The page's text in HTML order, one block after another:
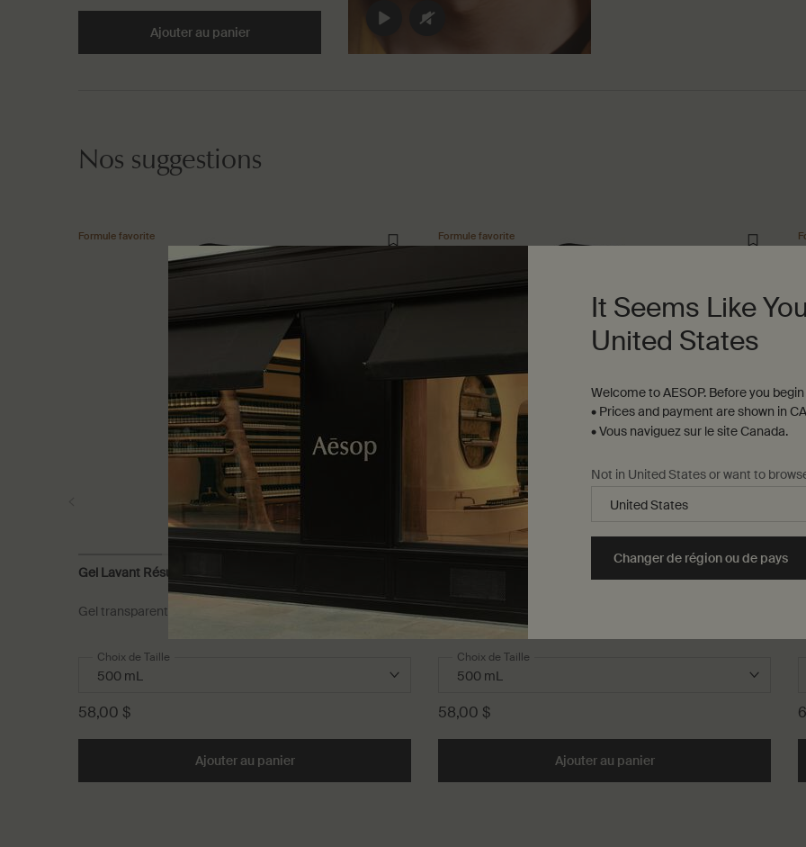
Ajouter au panierAdd the Animal to cart
Nos suggestions
Formule favorite
Gel Lavant Résurrection Aromatique pour les Mains
Gel transparent, peu moussant pour un nettoyage doux
Choix de Taille
58,00 $
Ajouter au panierAdd the Gel Lavant Résurrection Aromatique pour les Mains to cart
Formule favorite
Gel à grain fin pour nettoyer et exfolier en douceur
Choix de Taille
58,00 $
Ajouter au panierAdd the Gel Lavant
It Seems Like
United States
Welcome to AESOP. Before you
• Prices and payment are shown in
• Vous naviguez sur le site Canada.
Not in United States or want to
Changer de région ou de pays